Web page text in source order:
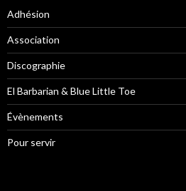
Adhésion
Association
Discographie
El Barbarian & Blue Little Toe
Évènements
Pour servir